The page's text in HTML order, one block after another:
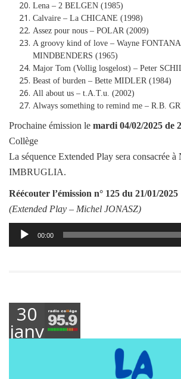
Lena – 2 BELGEN (1985)
Calvaire – La CHICANE (1998)
Assez pour nous – POLAR (2009)
A groovy kind of love – Wayne
MINDBENDERS (1965)
Major Tom (Vollig losgelost) – Peter
Beast of burden – Bette MIDLER (1984)
All about us – t.A.T.u. (2002)
Always something to remind me – R.B.
Prochaine émission le mardi 04/02/2025 de
Collège
La séquence Extended Play sera consacrée à
IMBRUGLIA.
Réécouter l’émission n° 125 du 21/01/2025
(Extended Play – Michel JONASZ)
Lecteur
audio
00:00
30
janvier